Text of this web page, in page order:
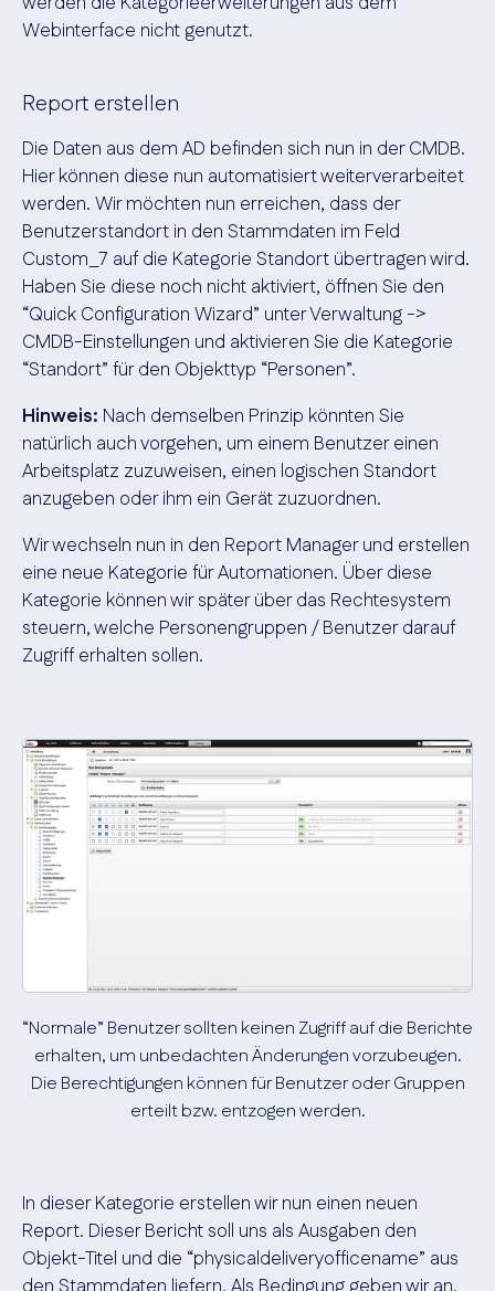
Webinterface nicht genutzt.
Report erstellen
Die Daten aus dem AD befinden sich nun in der CMDB.
Hier können diese nun automatisiert weiterverarbeitet
werden. Wir möchten nun erreichen, dass der
Benutzerstandort in den Stammdaten im Feld
Custom_7 auf die Kategorie Standort übertragen wird.
Haben Sie diese noch nicht aktiviert, öffnen Sie den
“Quick Configuration Wizard” unter Verwaltung ->
CMDB-Einstellungen und aktivieren Sie die Kategorie
“Standort” für den Objekttyp “Personen”.
Hinweis: Nach demselben Prinzip könnten Sie
natürlich auch vorgehen, um einem Benutzer einen
Arbeitsplatz zuzuweisen, einen logischen Standort
anzugeben oder ihm ein Gerät zuzuordnen.
Wir wechseln nun in den Report Manager und erstellen
eine neue Kategorie für Automationen. Über diese
Kategorie können wir später über das Rechtesystem
steuern, welche Personengruppen / Benutzer darauf
Zugriff erhalten sollen.
“Normale” Benutzer sollten keinen Zugriff auf die Berichte
erhalten, um unbedachten Änderungen vorzubeugen.
Die Berechtigungen können für Benutzer oder Gruppen
erteilt bzw. entzogen werden.
In dieser Kategorie erstellen wir nun einen neuen
Report. Dieser Bericht soll uns als Ausgaben den
Objekt-Titel und die “physicaldeliveryofficename” aus